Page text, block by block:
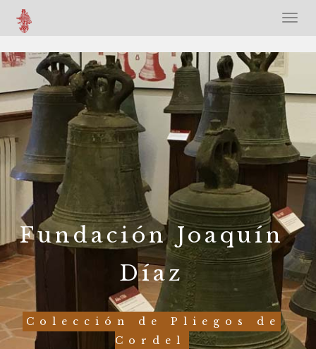
Fundación Joaquín
Díaz
Colección de Pliegos de
Cordel